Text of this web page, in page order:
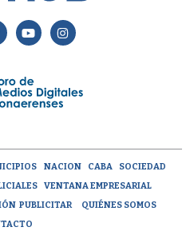
NACION CABA
SOCIEDAD
VENTANA EMPRESARIAL
PUBLICITAR
QUIÉNES SOMOS